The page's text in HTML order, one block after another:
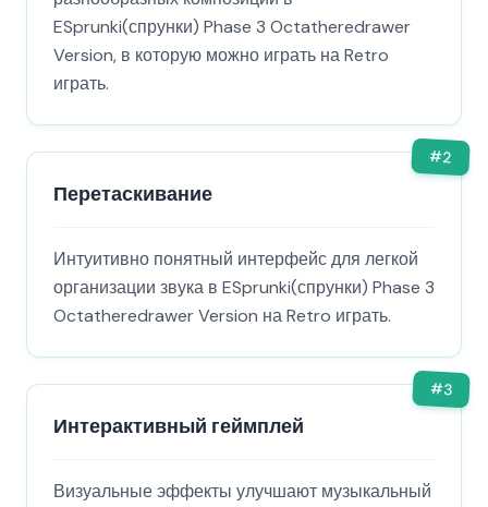
ESprunki(спрунки) Phase 3 Octatheredrawer
Version, в которую можно играть на Retro
играть.
#2
Перетаскивание
Интуитивно понятный интерфейс для легкой
организации звука в ESprunki(спрунки) Phase 3
Octatheredrawer Version на Retro играть.
#3
Интерактивный геймплей
Визуальные эффекты улучшают музыкальный